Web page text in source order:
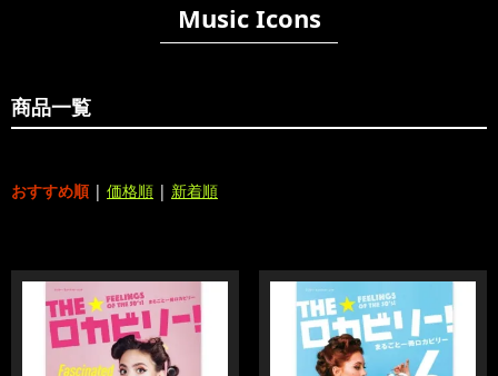
Music Icons
商品一覧
おすすめ順 | 価格順 | 新着順